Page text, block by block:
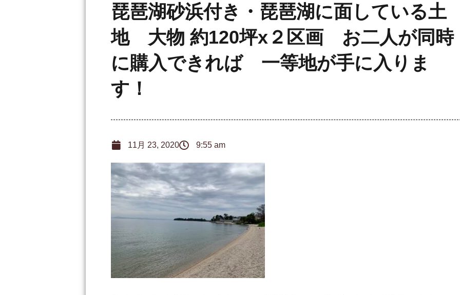
琵琶湖砂浜付き・琵琶湖に面している土
地 大物 約120坪x２区画 お二人が同時
に購入できれば 一等地が手に入りま
す！
11月 23, 2020 9:55 am